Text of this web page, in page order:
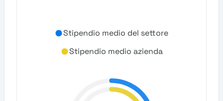
Stipendio medio del settore
Stipendio medio azienda